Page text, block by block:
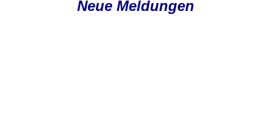
Neue Meldungen